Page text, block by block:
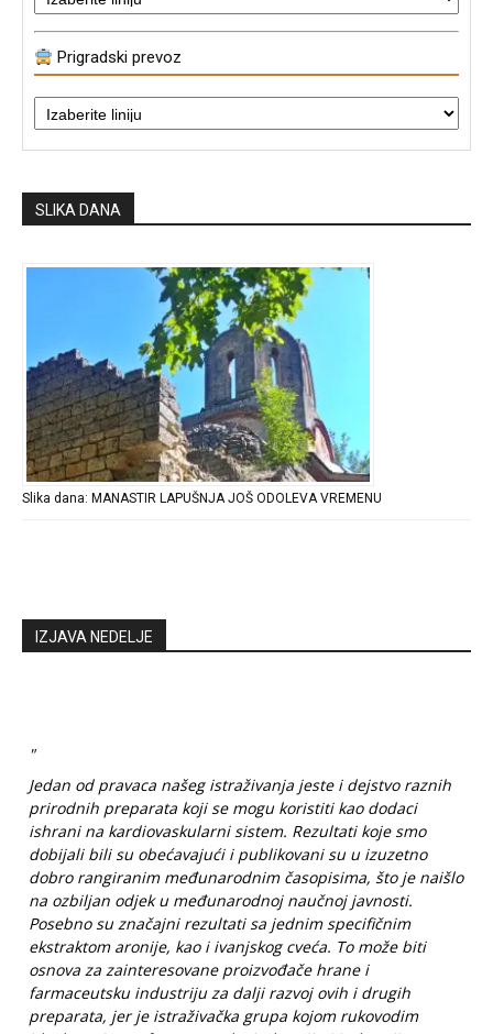
Prigradski prevoz
SLIKA DANA
Slika dana: MANASTIR LAPUŠNJA JOŠ ODOLEVA VREMENU
IZJAVA NEDELJE
"
Jedan od pravaca našeg istraživanja jeste i dejstvo raznih
prirodnih preparata koji se mogu koristiti kao dodaci
ishrani na kardiovaskularni sistem. Rezultati koje smo
dobijali bili su obećavajući i publikovani su u izuzetno
dobro rangiranim međunarodnim časopisima, što je naišlo
na ozbiljan odjek u međunarodnoj naučnoj javnosti.
Posebno su značajni rezultati sa jednim specifičnim
ekstraktom aronije, kao i ivanjskog cveća. To može biti
osnova za zainteresovane proizvođače hrane i
farmaceutsku industriju za dalji razvoj ovih i drugih
preparata, jer je istraživačka grupa kojom rukovodim